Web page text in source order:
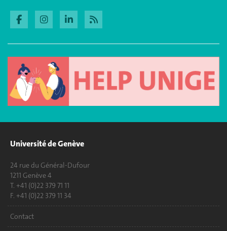
Université de Genève
24 rue du Général-Dufour
1211 Genève 4
T. +41 (0)22 379 71 11
F. +41 (0)22 379 11 34
Contact